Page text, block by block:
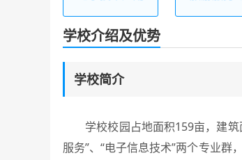
学校介绍及优势
学校简介
学校校园占地面积159亩，建筑
服务”、“电子信息技术”两个专业群